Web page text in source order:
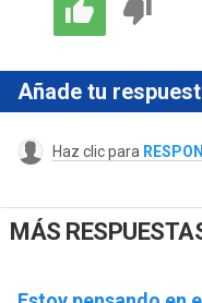
Añade tu
Haz clic para
MÁS